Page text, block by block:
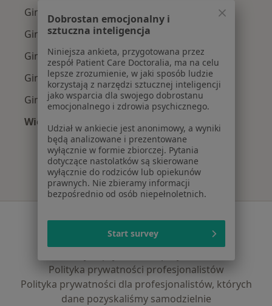
Ginekolodzy z Medicover w Warszawie
Ginekolodzy z Allianz w Warszawie
Ginekolodzy z INTER Polska w Warszawie
Ginekolodzy z Signal Iduna w Warszawie
Ginekolodzy z Compensa w Warszawie
Więcej (14)
Więcej w kategorii: Najpopularniejsze
Serwis
Regulamin
Polityka prywatności profesjonalistów
Polityka prywatności dla profesjonalistów, których
dane pozyskaliśmy samodzielnie
Dobrostan emocjonalny i
sztuczna inteligencja
Niniejsza ankieta, przygotowana przez
zespół Patient Care Doctoralia, ma na celu
lepsze zrozumienie, w jaki sposób ludzie
korzystają z narzędzi sztucznej inteligencji
jako wsparcia dla swojego dobrostanu
emocjonalnego i zdrowia psychicznego.
Udział w ankiecie jest anonimowy, a wyniki
będą analizowane i prezentowane
wyłącznie w formie zbiorczej. Pytania
dotyczące nastolatków są skierowane
wyłącznie do rodziców lub opiekunów
prawnych. Nie zbieramy informacji
bezpośrednio od osób niepełnoletnich.
Start survey